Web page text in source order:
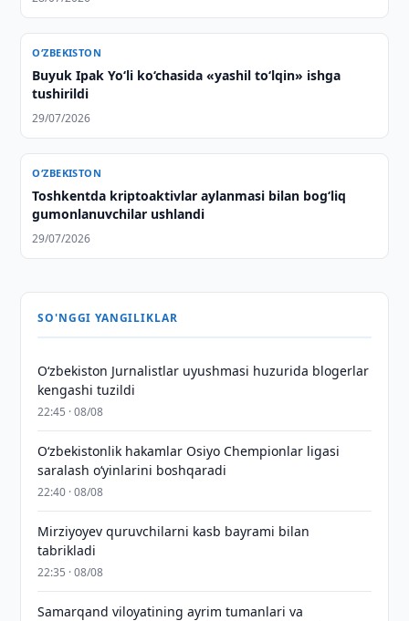
O‘ZBEKISTON
Buyuk Ipak Yo‘li ko‘chasida «yashil to‘lqin» ishga
tushirildi
29/07/2026
O‘ZBEKISTON
Toshkentda kriptoaktivlar aylanmasi bilan bog‘liq
gumonlanuvchilar ushlandi
29/07/2026
SO'NGGI YANGILIKLAR
O‘zbekiston Jurnalistlar uyushmasi huzurida blogerlar
kengashi tuzildi
22:45 · 08/08
O‘zbekistonlik hakamlar Osiyo Chempionlar ligasi
saralash o‘yinlarini boshqaradi
22:40 · 08/08
Mirziyoyev quruvchilarni kasb bayrami bilan
tabrikladi
22:35 · 08/08
Samarqand viloyatining ayrim tumanlari va